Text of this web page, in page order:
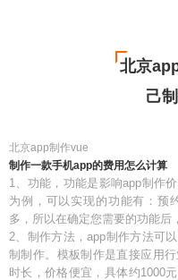
北京
己
北京app制作vue
制作一款手机app的费用怎么计算
1、功能，功能是影响app制作
为例，可以实现的功能有：预
多，所以在确定您需要的功能后，
2、制作方法，app制作方法可
制制作。模板制作是直接应用
时长，价格便宜，具体约1000